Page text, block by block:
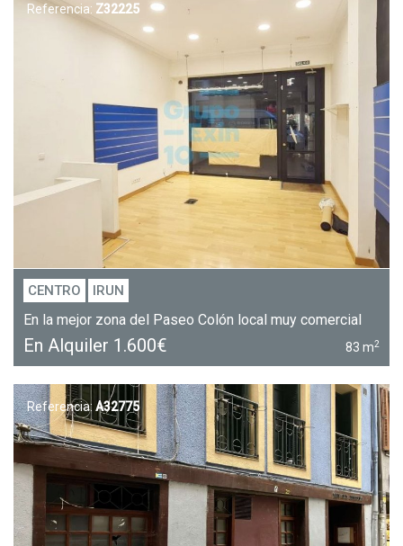
Referencia: Z32225
CENTRO IRUN
En la mejor zona del Paseo Colón local muy comercial
En Alquiler 1.600€ 83 m2
Referencia: A32775